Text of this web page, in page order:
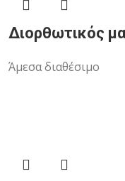
Διορθωτικός
Άμεσα διαθέσιμο